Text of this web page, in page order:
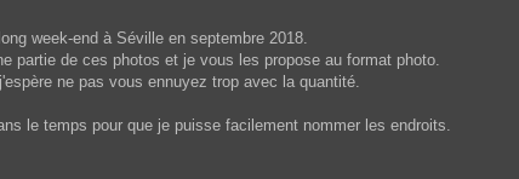
week-end à Séville en septembre 2018.
partie de ces photos et je vous les propose au format photo.
ne pas vous ennuyez trop avec la quantité.
le temps pour que je puisse facilement nommer les endroits.